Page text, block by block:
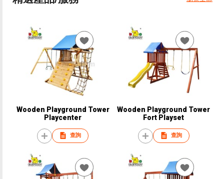
Wooden Playground Tower
Playcenter
查詢
Wooden Playground Tower
Fort Playset
查詢